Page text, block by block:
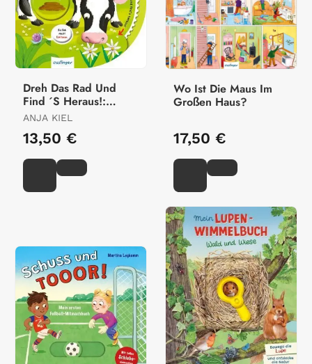
Dreh Das Rad Und
Find ´S Heraus!:
Welches Tier Macht
ANJA KIEL
13,50 €
Wo Ist Die Maus Im
Großen Haus?
17,50 €